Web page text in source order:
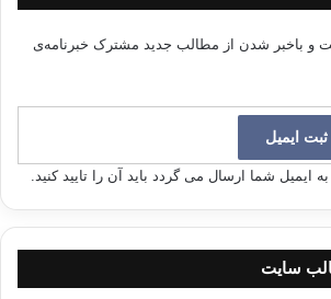
و باخبر شدن از مطالب جدید مشترک خبرنامه‌ی
ایمیل شما ارسال می گردد باید آن را تایید کنید.
سایت